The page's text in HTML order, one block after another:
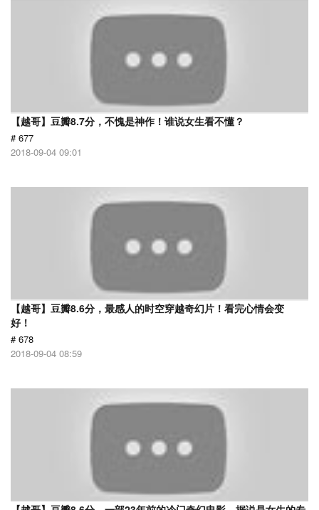
【越哥】豆瓣8.7分，不愧是神作！谁说女生看不懂？
# 677
2018-09-04 09:01
【越哥】豆瓣8.6分，最感人的时空穿越奇幻片！看完心情会变
好！
# 678
2018-09-04 08:59